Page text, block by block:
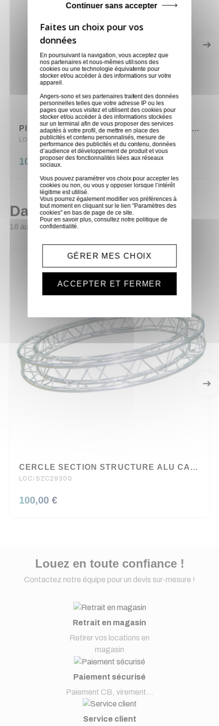
PIED A TREUIL ASD 2,90 METRES 60 Kg MAX
LOC/ALT290
10,00 €
Dans la même catégorie
16 autres produits sélectionnés pour vous
CERCLE SECTION STRUCTURE ALU CARREE 290 DIAMETRE 3 METRE EXTERIEUR ASD
LOC/SZC29300
100,00 €
Louez en toute confiance !
Contactez notre équipe pour un devis sur-mesure !
Retrait en magasin
Retirer vos locations en
magasin
Paiement sécurisé
Paiement CB, virement...
Service client
En poursuivant la navigation, vous acceptez que
nos partenaires et nous-mêmes utilisons des
cookies ou une technologie équivalente pour
stocker et/ou accéder à des informations sur votre
appareil.
Angers-sono et ses partenaires traitent des données
personnelles telles que votre adresse IP ou les
pages que vous visitez et utilisent des cookies pour
stocker et/ou accéder à des informations stockées
sur un terminal afin de vous proposer des services
adaptés à votre profil, de mettre en place des
publicités et contenu personnalisés, mesure de
performance des publicités et du contenu, données
d’audience et développement de produit et vous
proposer des fonctionnalités liées aux réseaux
sociaux.
Vous pouvez paramétrer vos choix pour accepter les
cookies ou non, ou vous y opposer lorsque l’intérêt
légitime est utilisé.
Vous pourrez également modifier vos préférences à
tout moment en cliquant sur le lien "Paramètres des
cookies" en bas de page de ce site.
Pour en savoir plus, consultez notrepolitique de
confidentialité
Continuer sans accepter
GÉRER MES CHOIX
ACCEPTER ET FERMER